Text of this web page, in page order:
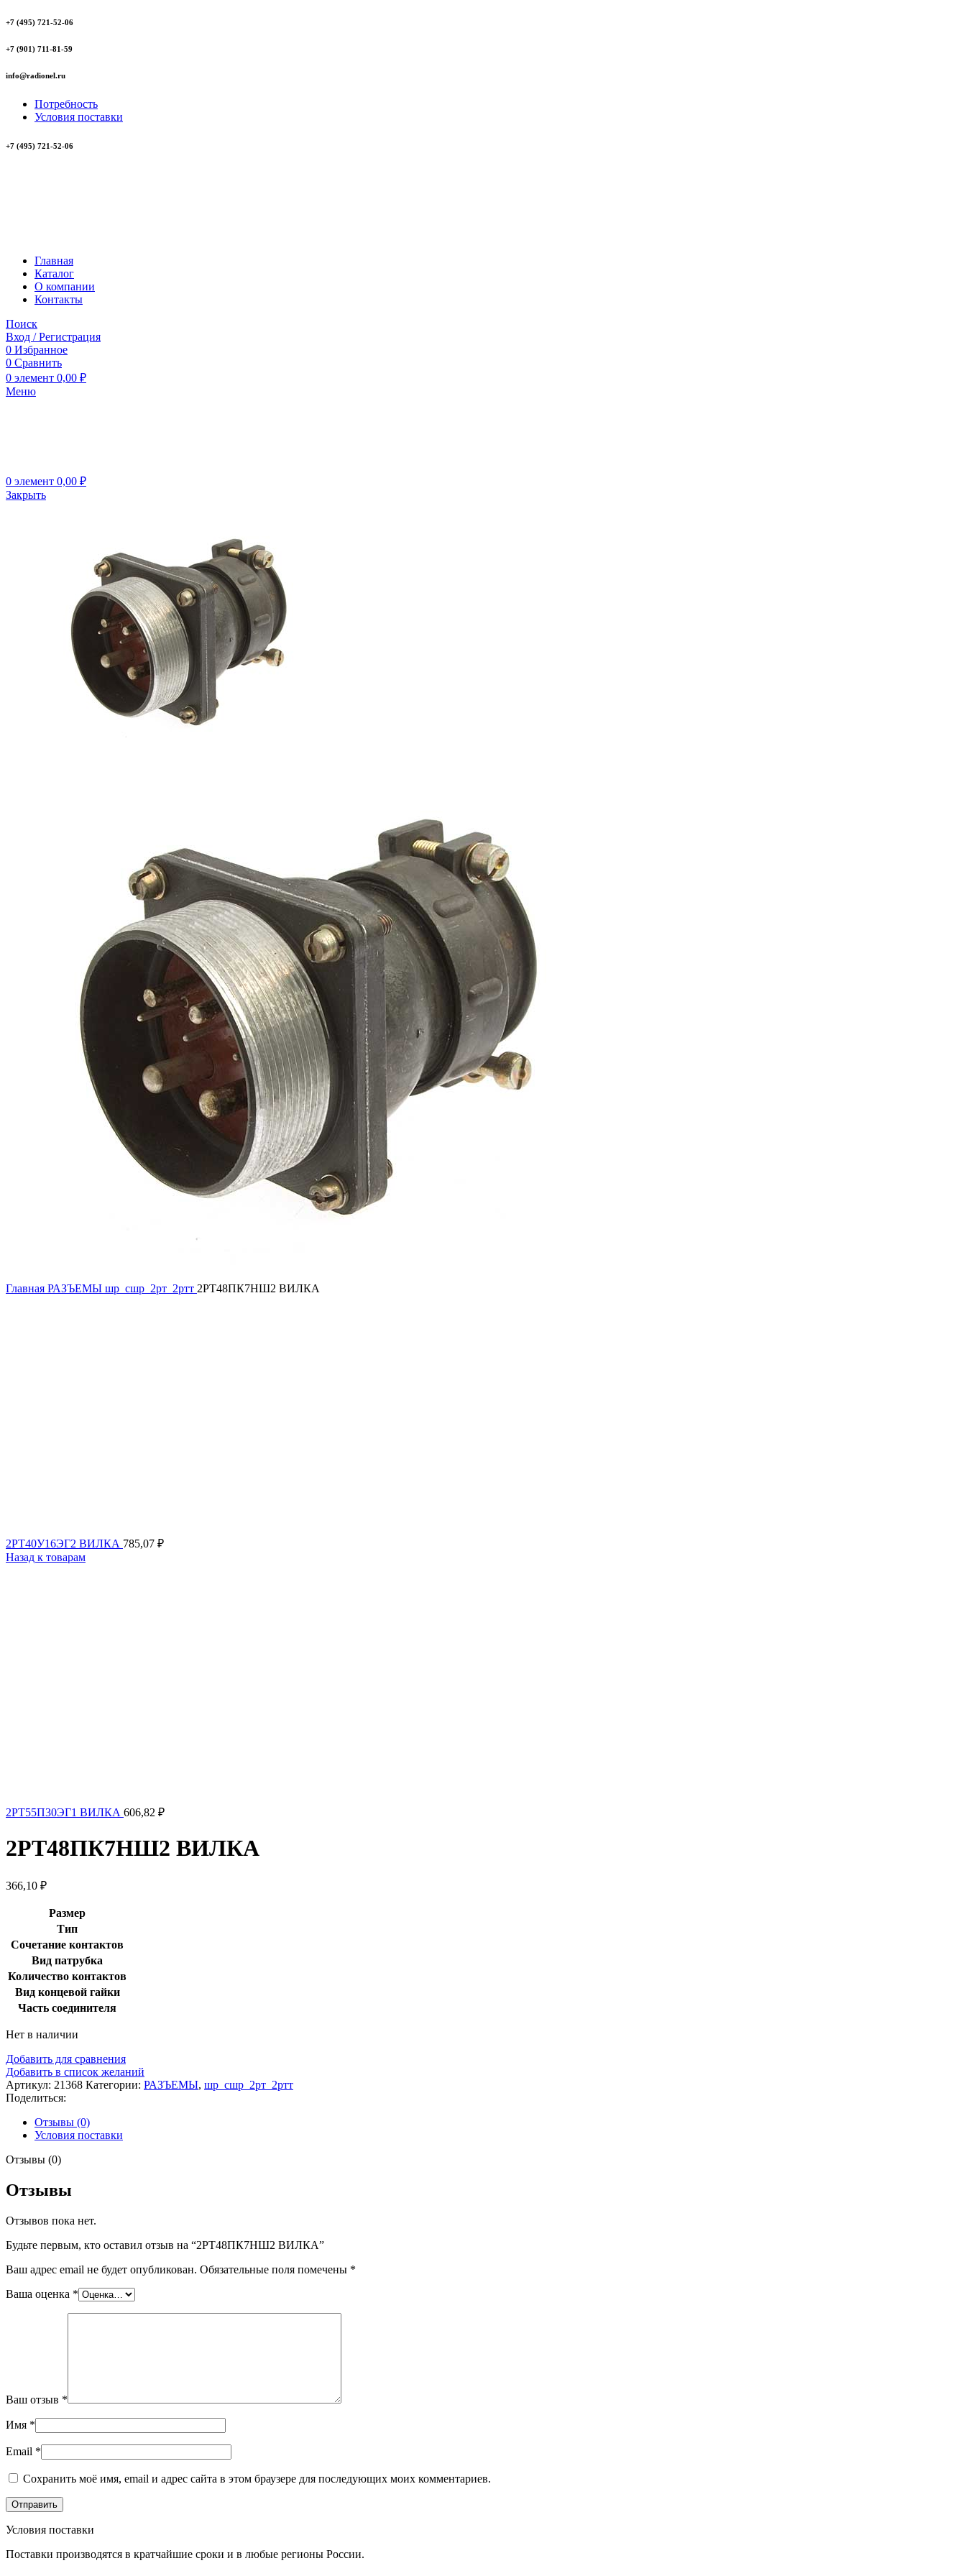
+7 (495) 721-52-06
+7 (901) 711-81-59
info@radionel.ru
Потребность
Условия поставки
+7 (495) 721-52-06
Главная
Каталог
О компании
Контакты
Поиск
Вход / Регистрация
0 Избранное
0 Сравнить
0 элемент 0,00 ₽
Меню
0 элемент 0,00 ₽
Закрыть
Главная РАЗЪЕМЫ шр_сшр_2рт_2ртт 2РТ48ПК7НШ2 ВИЛКА
2РТ40У16ЭГ2 ВИЛКА 785,07 ₽
Назад к товарам
2РТ55П30ЭГ1 ВИЛКА 606,82 ₽
2РТ48ПК7НШ2 ВИЛКА
366,10 ₽
Размер
Тип
Сочетание контактов
Вид патрубка
Количество контактов
Вид концевой гайки
Часть соединителя
Нет в наличии
Добавить для сравнения
Добавить в список желаний
Артикул: 21368 Категории: РАЗЪЕМЫ, шр_сшр_2рт_2ртт
Поделиться:
Отзывы (0)
Условия поставки
Отзывы (0)
Отзывы
Отзывов пока нет.
Будьте первым, кто оставил отзыв на “2РТ48ПК7НШ2 ВИЛКА”
Ваш адрес email не будет опубликован. Обязательные поля помечены *
Ваша оценка *
Ваш отзыв *
Имя *
Email *
Сохранить моё имя, email и адрес сайта в этом браузере для последующих моих комментариев.
Условия поставки
Поставки производятся в кратчайшие сроки и в любые регионы России.